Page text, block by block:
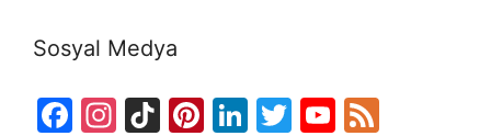
Sosyal Medya
F
In Ti Pi Li T
Y